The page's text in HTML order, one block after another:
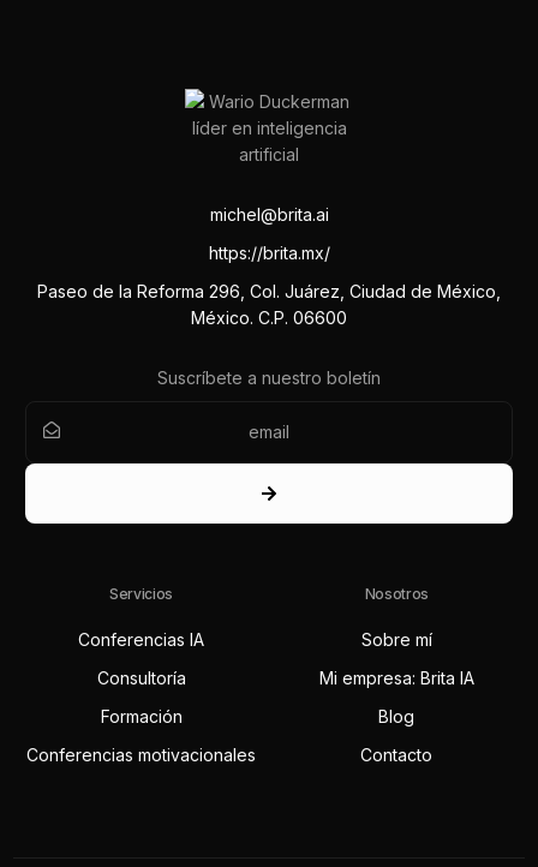
michel@brita.ai
https://brita.mx/
Paseo de la Reforma 296, Col. Juárez, Ciudad de México,
México. C.P. 06600
Suscríbete a nuestro boletín
Servicios
Conferencias IA
Consultoría
Formación
Conferencias motivacionales
Nosotros
Sobre mí
Mi empresa: Brita IA
Blog
Contacto